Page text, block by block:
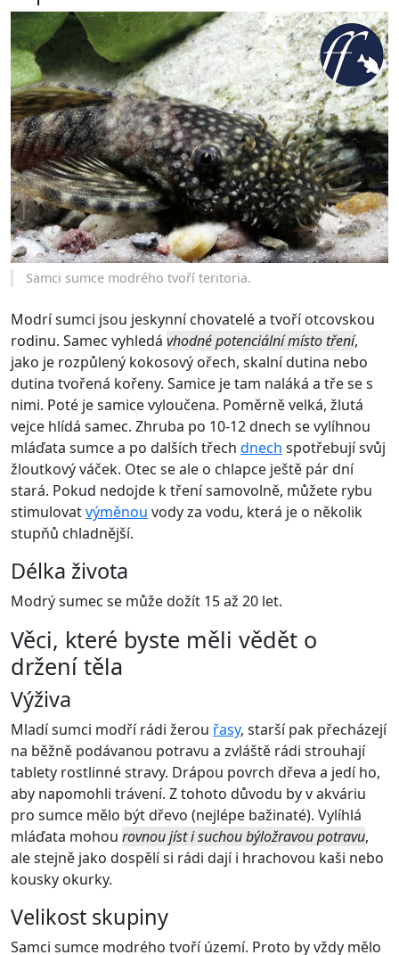
Samci sumce modrého tvoří teritoria.
Modrí sumci jsou jeskynní chovatelé a tvoří otcovskou
rodinu. Samec vyhledá vhodné potenciální místo tření,
jako je rozpůlený kokosový ořech, skalní dutina nebo
dutina tvořená kořeny. Samice je tam naláká a tře se s
nimi. Poté je samice vyloučena. Poměrně velká, žlutá
vejce hlídá samec. Zhruba po 10-12 dnech se vylíhnou
mláďata sumce a po dalších třech dnech spotřebují svůj
žloutkový váček. Otec se ale o chlapce ještě pár dní
stará. Pokud nedojde k tření samovolně, můžete rybu
stimulovatvýměnou vody za vodu, která je o několik
stupňů chladnější.
Délka života
Modrý sumec se může dožít 15 až 20 let.
Věci, které byste měli vědět o
držení těla
Výživa
Mladí sumci modří rádi žerou řasy, starší pak přecházejí
na běžně podávanou potravu a zvláště rádi strouhají
tablety rostlinné stravy. Drápou povrch dřeva a jedí ho,
aby napomohli trávení. Z tohoto důvodu by v akváriu
pro sumce mělo být dřevo (nejlépe bažinaté). Vylíhlá
mláďata mohou rovnou jíst i suchou býložravou potravu,
ale stejně jako dospělí si rádi dají i hrachovou kaši nebo
kousky okurky.
Velikost skupiny
Samci sumce modrého tvoří území. Proto by vždy mělo